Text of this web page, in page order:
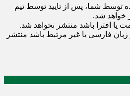
توسط شما، پس از تایید توسط تیم
خواهد شد.
یا افترا باشد منتشر نخواهد شد.
زبان فارسی یا غیر مرتبط باشد منتشر